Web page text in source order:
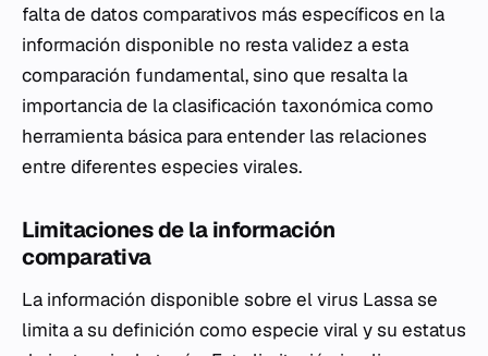
falta de datos comparativos más específicos en la
información disponible no resta validez a esta
comparación fundamental, sino que resalta la
importancia de la clasificación taxonómica como
herramienta básica para entender las relaciones
entre diferentes especies virales.
Limitaciones de la información
comparativa
La información disponible sobre el virus Lassa se
limita a su definición como especie viral y su estatus